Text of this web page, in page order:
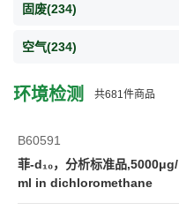
固废(234)
空气(234)
环境检测 共681 件商品
B60591
菲-d₁₀，分析标准品,5000μg/
ml in dichloromethane